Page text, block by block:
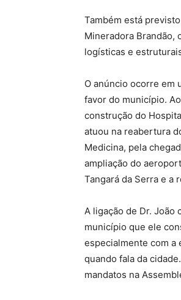
Também está
Mineradora Brandão,
logísticas e
O anúncio ocorre em
favor do município.
construção do
atuou na reabertura
Medicina, pela
ampliação do
Tangará da Serra e a
A ligação de Dr. João
município que ele
especialmente com a
quando fala da
mandatos na